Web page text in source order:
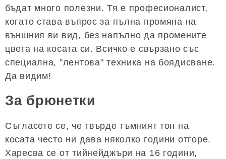
бъдат много полезни. Тя е професионалист,
когато става въпрос за пълна промяна на
външния ви вид, без напълно да промените
цвета на косата си. Всичко е свързано със
специална, "лентова" техника на боядисване.
Да видим!
За брюнетки
Съгласете се, че твърде тъмният тон на
косата често ни дава няколко години отгоре.
Харесва се от тийнейджъри на 16 години,